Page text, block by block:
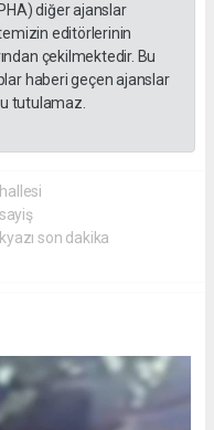
diğer ajanslar
editörlerinin
çekilmektedir. Bu
haberi geçen ajanslar
tutulamaz.
son dakika